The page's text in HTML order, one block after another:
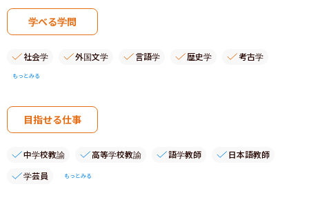
学べる学問
社会学 外国文学 言語学 歴史学 考古学
もっとみる
目指せる仕事
中学校教諭 高等学校教諭 語学教師
日本語教師
学芸員
もっとみる